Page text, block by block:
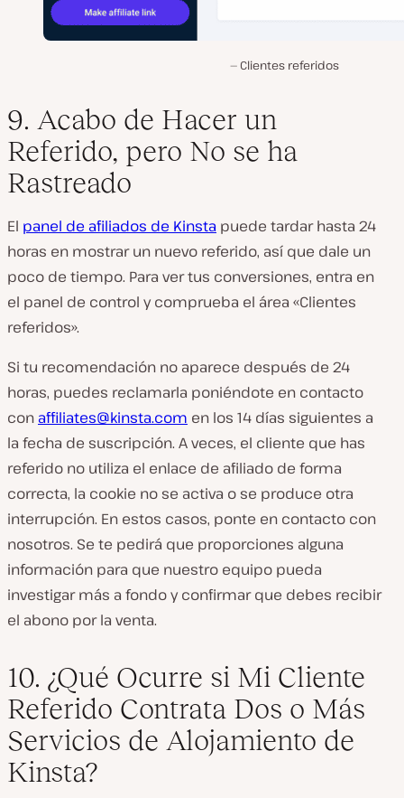
Clientes referidos
9. Acabo de Hacer un
Referido, pero No se ha
Rastreado
El panel de afiliados de Kinsta puede tardar hasta 24
horas en mostrar un nuevo referido, así que dale un
poco de tiempo. Para ver tus conversiones, entra en
el panel de control y comprueba el área «Clientes
referidos».
Si tu recomendación no aparece después de 24
horas, puedes reclamarla poniéndote en contacto
con affiliates@kinsta.com en los 14 días siguientes a
la fecha de suscripción. A veces, el cliente que has
referido no utiliza el enlace de afiliado de forma
correcta, la cookie no se activa o se produce otra
interrupción. En estos casos, ponte en contacto con
nosotros. Se te pedirá que proporciones alguna
información para que nuestro equipo pueda
investigar más a fondo y confirmar que debes recibir
el abono por la venta.
10. ¿Qué Ocurre si Mi Cliente
Referido Contrata Dos o Más
Servicios de Alojamiento de
Kinsta?